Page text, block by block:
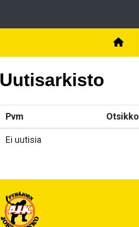
Uutisarkisto
Pvm Otsikko
Ei uutisia